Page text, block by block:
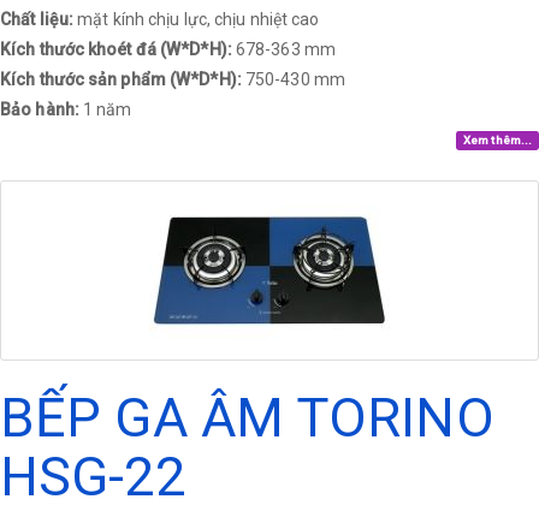
Chất liệu:mặt kính chịu lực, chịu nhiệt cao
Kích thước khoét đá (W*D*H): 678-363 mm
Kích thước sản phẩm (W*D*H): 750-430 mm
Bảo hành: 1 năm
Xem thêm...
BẾP GA ÂM TORINO
HSG-22